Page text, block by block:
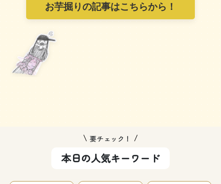
お芋掘りの記事はこちらから！
要チェック！
本日の人気キーワード